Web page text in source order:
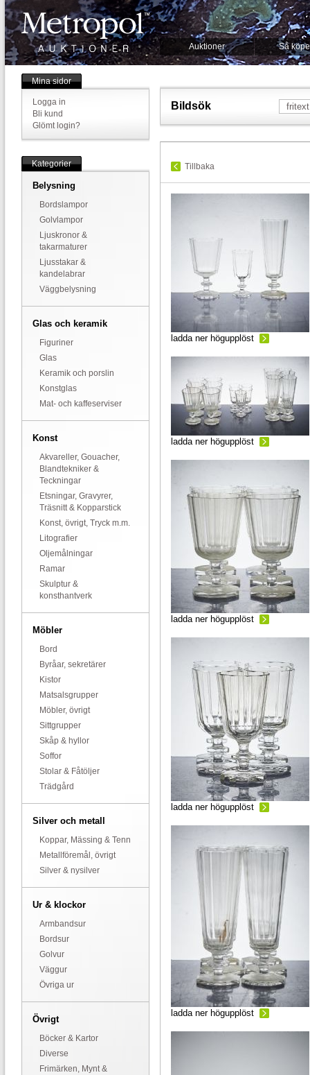
Auktioner Så
Mina sidor
Logga in
Bli kund
Glömt login?
Kategorier
Belysning
Bordslampor
Golvlampor
Ljuskronor &
takarmaturer
Ljusstakar &
kandelabrar
Väggbelysning
Glas och keramik
Figuriner
Glas
Keramik och porslin
Konstglas
Mat- och kaffeserviser
Konst
Akvareller, Gouacher,
Blandtekniker &
Teckningar
Etsningar, Gravyrer,
Träsnitt & Kopparstick
Konst, övrigt, Tryck m.m.
Litografier
Oljemålningar
Ramar
Skulptur &
konsthantverk
Möbler
Bord
Byråar, sekretärer
Kistor
Matsalsgrupper
Möbler, övrigt
Sittgrupper
Skåp & hyllor
Soffor
Stolar & Fåtöljer
Trädgård
Silver och metall
Koppar, Mässing & Tenn
Metallföremål, övrigt
Silver & nysilver
Ur & klockor
Armbandsur
Bordsur
Golvur
Väggur
Övriga ur
Övrigt
Böcker & Kartor
Diverse
Frimärken, Mynt &
Bildsök
Tillbaka
ladda ner högupplöst
ladda ner högupplöst
ladda ner högupplöst
ladda ner högupplöst
ladda ner högupplöst